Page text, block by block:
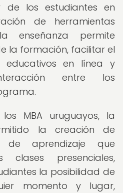
los estudiantes en
de herramientas
enseñanza permite
la formación, facilitar el
educativos en línea y
entre los
MBA uruguayos, la
la creación de
de aprendizaje que
clases presenciales,
la posibilidad de
momento y lugar,